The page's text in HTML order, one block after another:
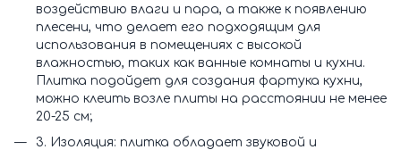
воздействию влаги и пара, а также к появлению
плесени, что делает его подходящим для
использования в помещениях с высокой
влажностью, таких как ванные комнаты и кухни.
Плитка подойдет для создания фартука кухни,
можно клеить возле плиты на расстоянии не менее
20-25 см;
3. Изоляция: плитка обладает звуковой и